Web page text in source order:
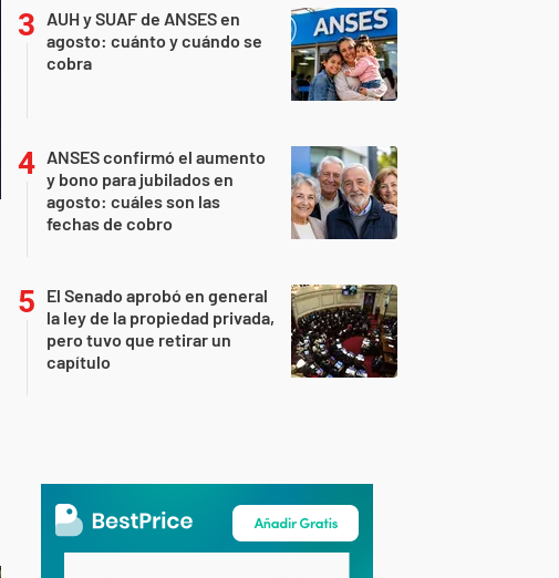
AUH y SUAF de ANSES en
agosto: cuánto y cuándo se
cobra
ANSES confirmó el aumento
y bono para jubilados en
agosto: cuáles son las
fechas de cobro
El Senado aprobó en general
la ley de la propiedad privada,
pero tuvo que retirar un
capítulo